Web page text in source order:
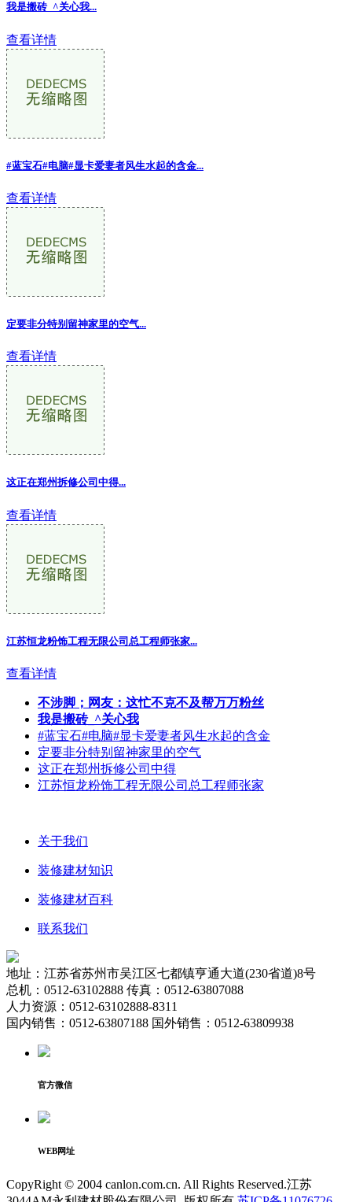
我是搬砖_^关心我...
查看详情
#蓝宝石#电脑#显卡爱妻者风生水起的含金...
查看详情
定要非分特别留神家里的空气...
查看详情
这正在郑州拆修公司中得...
查看详情
江苏恒龙粉饰工程无限公司总工程师张家...
查看详情
不涉脚；网友：这忙不克不及帮万万粉丝
我是搬砖_^关心我
#蓝宝石#电脑#显卡爱妻者风生水起的含金
定要非分特别留神家里的空气
这正在郑州拆修公司中得
江苏恒龙粉饰工程无限公司总工程师张家
关于我们
装修建材知识
装修建材百科
联系我们
地址：江苏省苏州市吴江区七都镇亨通大道(230省道)8号
总机：0512-63102888 传真：0512-63807088
人力资源：0512-63102888-8311
国内销售：0512-63807188 国外销售：0512-63809938
官方微信
WEB网址
CopyRight © 2004 canlon.com.cn. All Rights Reserved.江苏